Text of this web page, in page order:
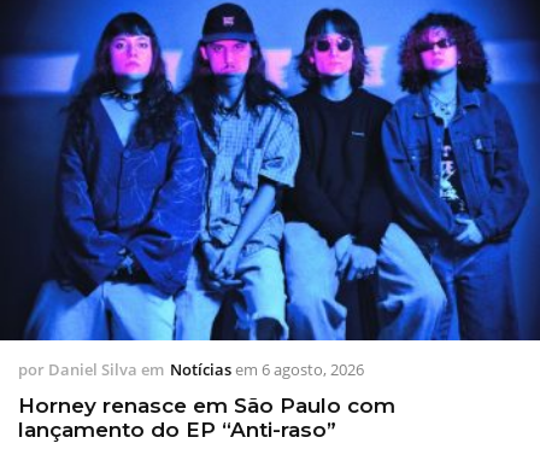
por Daniel Silva em Notíciasem 6 agosto, 2026
Horney renasce em São Paulo com
lançamento do EP “Anti-raso”